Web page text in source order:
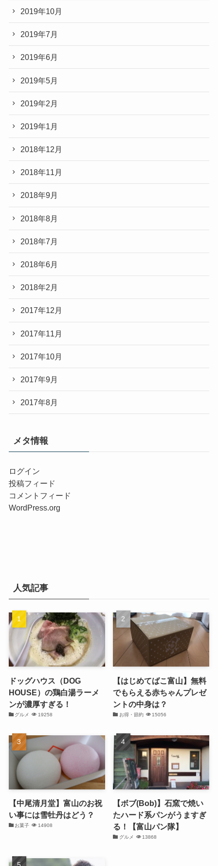
2019年10月
2019年7月
2019年6月
2019年5月
2019年2月
2019年1月
2018年12月
2018年11月
2018年9月
2018年8月
2018年7月
2018年6月
2018年2月
2017年12月
2017年11月
2017年10月
2017年9月
2017年8月
メタ情報
ログイン
投稿フィード
コメントフィード
WordPress.org
人気記事
ドッグハウス（DOG
HOUSE）の鶏白湯ラーメ
ンが濃厚すぎる！
グルメ 19258
【はじめてばこ富山】無料
でもらえる赤ちゃんプレゼ
ントの中身は？
お得・節約 15056
【中尾清月堂】富山のお祝
い事には雪牡丹はどう？
お菓子 14908
【ボブ(Bob)】石窯で焼い
たハード系パンがうますぎ
る！【富山パン隊】
グルメ 13868